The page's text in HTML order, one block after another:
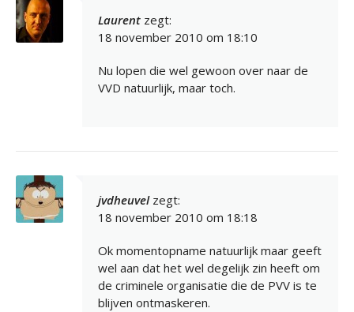
Laurent zegt:
18 november 2010 om 18:10
Nu lopen die wel gewoon over naar de
VVD natuurlijk, maar toch.
jvdheuvel zegt:
18 november 2010 om 18:18
Ok momentopname natuurlijk maar geeft
wel aan dat het wel degelijk zin heeft om
de criminele organisatie die de PVV is te
blijven ontmaskeren.